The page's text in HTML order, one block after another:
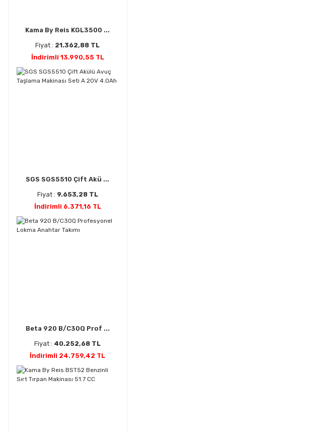
Kama By Reis KGL3500 ...
Fiyat : 21.362,88 TL
İndirimli 13.990,55 TL
SGS SGS5510 Çift Akü ...
Fiyat : 9.653,28 TL
İndirimli 6.371,16 TL
Beta 920 B/C30Q Prof ...
Fiyat : 40.252,68 TL
İndirimli 24.759,42 TL